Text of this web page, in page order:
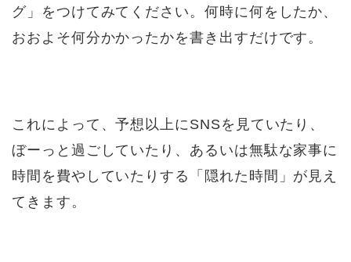
グ」をつけてみてください。何時に何をしたか、
おおよそ何分かかったかを書き出すだけです。
これによって、予想以上にSNSを見ていたり、
ぼーっと過ごしていたり、あるいは無駄な家事に
時間を費やしていたりする「隠れた時間」が見え
てきます。